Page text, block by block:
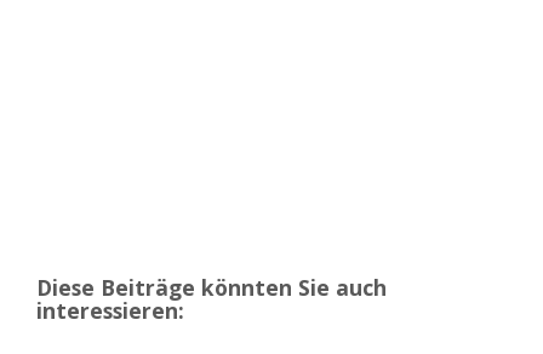
Diese Beiträge könnten Sie auch
interessieren: